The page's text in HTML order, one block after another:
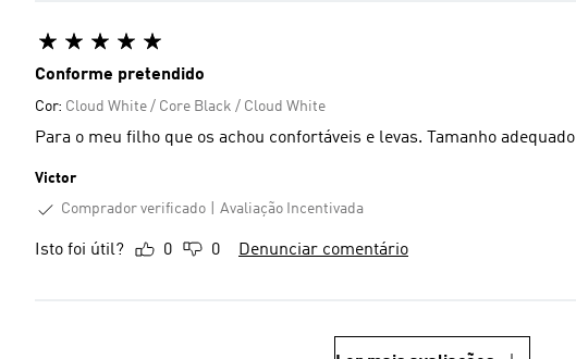
Conforme pretendido
Cor: Cloud White / Core Black / Cloud White
Para o meu filho que os achou confortáveis e levas. Tamanho adequado
Victor
Comprador verificado
Avaliação Incentivada
Isto foi útil? 0 0 Denunciar comentário